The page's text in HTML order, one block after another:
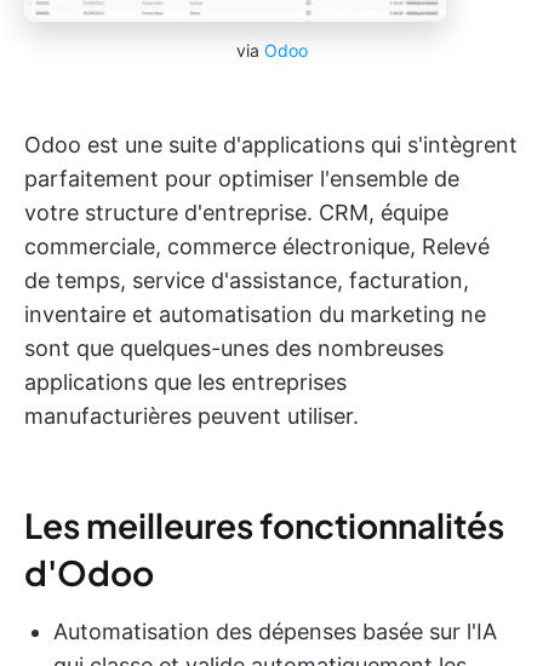
via Odoo
Odoo est une suite d'applications qui s'intègrent
parfaitement pour optimiser l'ensemble de
votre structure d'entreprise. CRM, équipe
commerciale, commerce électronique, Relevé
de temps, service d'assistance, facturation,
inventaire et automatisation du marketing ne
sont que quelques-unes des nombreuses
applications que les entreprises
manufacturières peuvent utiliser.
Les meilleures fonctionnalités
d'Odoo
Automatisation des dépenses basée sur l'IA